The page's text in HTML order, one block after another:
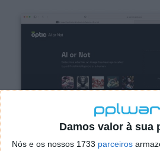
Damos valor à sua
Nós e os nossos 1733 parceiros